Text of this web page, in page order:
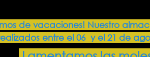
de vacaciones! Nuestro
entre el 06 y el 21 de